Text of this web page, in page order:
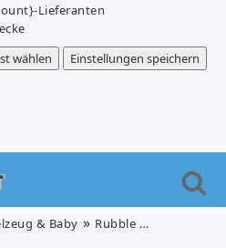
Lieferanten
wählen
Einstellungen speichern
& Baby Rubble & Crew (PAW-Patrol) Kran-Spielset Baupfoten Hof für 49,99€ (Vergleich: 69,70€)